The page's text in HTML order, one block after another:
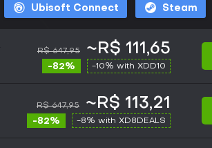
Ubisoft Connect Steam
R$ 647,95 ~R$ 111,65
-82% -10% with XDD10
R$ 647,95 ~R$ 113,21
-82% -8% with XD8DEALS